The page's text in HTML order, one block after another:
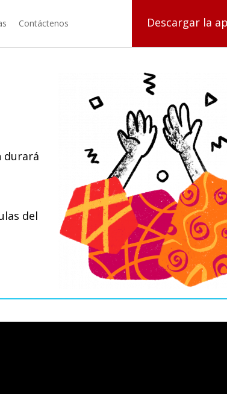
Contáctenos Descargar la
durará
del